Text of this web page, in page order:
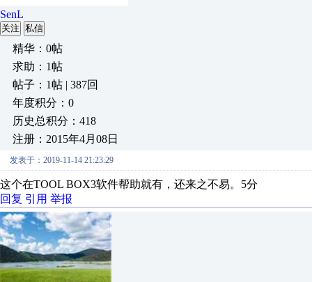
SenL
关注 私信
精华：0帖
求助：1帖
帖子：1帖 | 387回
年度积分：0
历史总积分：418
注册：2015年4月08日
发表于：2019-11-14 21:23:29
这个在TOOL BOX3软件帮助就有，还来之不易。5分
回复 引用 举报